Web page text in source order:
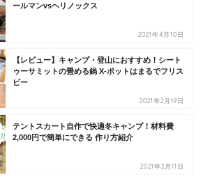
ールマンvsヘリノックス
2021年4月10日
【レビュー】キャンプ・登山におすすめ！シート
ゥーサミットの畳める鍋 X-ポットはまるでフリス
ビー
2021年2月19日
テントスカート自作で快適冬キャンプ！材料費
2,000円で簡単にできる 作り方紹介
2021年2月11日